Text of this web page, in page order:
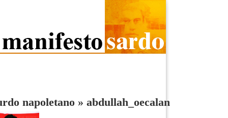
napoletano » abdullah_oecalan